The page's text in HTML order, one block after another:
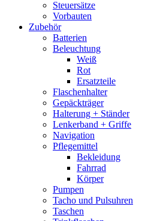
Steuersätze
Vorbauten
Zubehör
Batterien
Beleuchtung
Weiß
Rot
Ersatzteile
Flaschenhalter
Gepäckträger
Halterung + Ständer
Lenkerband + Griffe
Navigation
Pflegemittel
Bekleidung
Fahrrad
Körper
Pumpen
Tacho und Pulsuhren
Taschen